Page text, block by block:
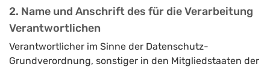
2. Name und Anschrift des für die Verarbeitung
Verantwortlichen
Verantwortlicher im Sinne der Datenschutz-
Grundverordnung, sonstiger in den Mitgliedstaaten der